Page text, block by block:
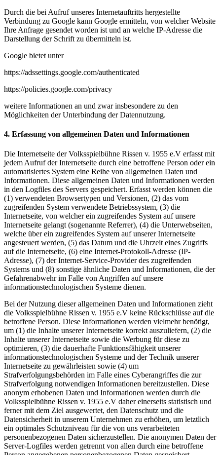
Durch die bei Aufruf unseres Internetauftritts hergestellte
Verbindung zu Google kann Google ermitteln, von welcher Website
Ihre Anfrage gesendet worden ist und an welche IP-Adresse die
Darstellung der Schrift zu übermitteln ist.
Google bietet unter
https://adssettings.google.com/authenticated
https://policies.google.com/privacy
weitere Informationen an und zwar insbesondere zu den
Möglichkeiten der Unterbindung der Datennutzung.
4. Erfassung von allgemeinen Daten und Informationen
Die Internetseite der Volksspielbühne Rissen v. 1955 e.V erfasst mit
jedem Aufruf der Internetseite durch eine betroffene Person oder ein
automatisiertes System eine Reihe von allgemeinen Daten und
Informationen. Diese allgemeinen Daten und Informationen werden
in den Logfiles des Servers gespeichert. Erfasst werden können die
(1) verwendeten Browsertypen und Versionen, (2) das vom
zugreifenden System verwendete Betriebssystem, (3) die
Internetseite, von welcher ein zugreifendes System auf unsere
Internetseite gelangt (sogenannte Referrer), (4) die Unterwebseiten,
welche über ein zugreifendes System auf unserer Internetseite
angesteuert werden, (5) das Datum und die Uhrzeit eines Zugriffs
auf die Internetseite, (6) eine Internet-Protokoll-Adresse (IP-
Adresse), (7) der Internet-Service-Provider des zugreifenden
Systems und (8) sonstige ähnliche Daten und Informationen, die der
Gefahrenabwehr im Falle von Angriffen auf unsere
informationstechnologischen Systeme dienen.
Bei der Nutzung dieser allgemeinen Daten und Informationen zieht
die Volksspielbühne Rissen v. 1955 e.V keine Rückschlüsse auf die
betroffene Person. Diese Informationen werden vielmehr benötigt,
um (1) die Inhalte unserer Internetseite korrekt auszuliefern, (2) die
Inhalte unserer Internetseite sowie die Werbung für diese zu
optimieren, (3) die dauerhafte Funktionsfähigkeit unserer
informationstechnologischen Systeme und der Technik unserer
Internetseite zu gewährleisten sowie (4) um
Strafverfolgungsbehörden im Falle eines Cyberangriffes die zur
Strafverfolgung notwendigen Informationen bereitzustellen. Diese
anonym erhobenen Daten und Informationen werden durch die
Volksspielbühne Rissen v. 1955 e.V daher einerseits statistisch und
ferner mit dem Ziel ausgewertet, den Datenschutz und die
Datensicherheit in unserem Unternehmen zu erhöhen, um letztlich
ein optimales Schutzniveau für die von uns verarbeiteten
personenbezogenen Daten sicherzustellen. Die anonymen Daten der
Server-Logfiles werden getrennt von allen durch eine betroffene